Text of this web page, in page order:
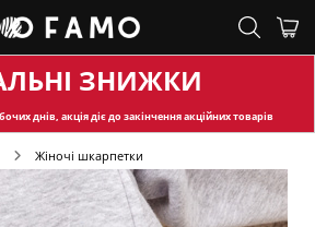
ЗНИЖКИ
днів, акція діє до закінчення акційних товарів
Жіночі шкарпетки